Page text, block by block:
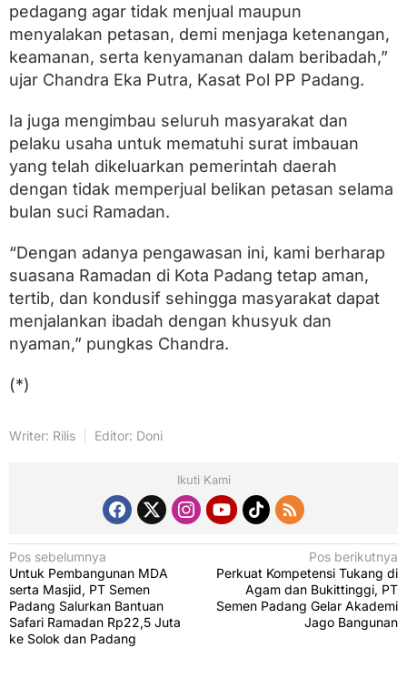
pedagang agar tidak menjual maupun
menyalakan petasan, demi menjaga ketenangan,
keamanan, serta kenyamanan dalam beribadah,”
ujar Chandra Eka Putra, Kasat Pol PP Padang.
Ia juga mengimbau seluruh masyarakat dan
pelaku usaha untuk mematuhi surat imbauan
yang telah dikeluarkan pemerintah daerah
dengan tidak memperjual belikan petasan selama
bulan suci Ramadan.
“Dengan adanya pengawasan ini, kami berharap
suasana Ramadan di Kota Padang tetap aman,
tertib, dan kondusif sehingga masyarakat dapat
menjalankan ibadah dengan khusyuk dan
nyaman,” pungkas Chandra.
(*)
Writer: Rilis Editor: Doni
Ikuti Kami
N
a
v
i
Pos sebelumnya
Untuk Pembangunan MDA
serta Masjid, PT Semen
Padang Salurkan Bantuan
Safari Ramadan Rp22,5 Juta
ke Solok dan Padang
Pos berikutnya
Perkuat Kompetensi Tukang di
Agam dan Bukittinggi, PT
Semen Padang Gelar Akademi
Jago Bangunan